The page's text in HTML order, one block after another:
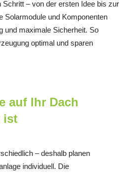
– von der ersten Idee bis zur
Solarmodule und Komponenten
und maximale Sicherheit. So
optimal und sparen
auf Ihr Dach
ist
– deshalb planen
individuell. Die